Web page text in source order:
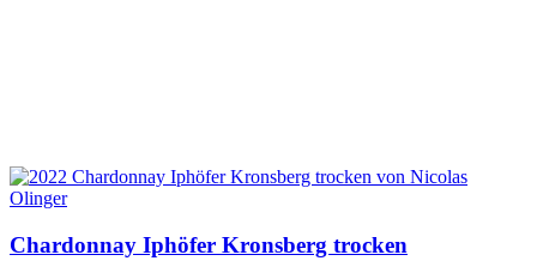
Chardonnay Iphöfer Kronsberg trocken